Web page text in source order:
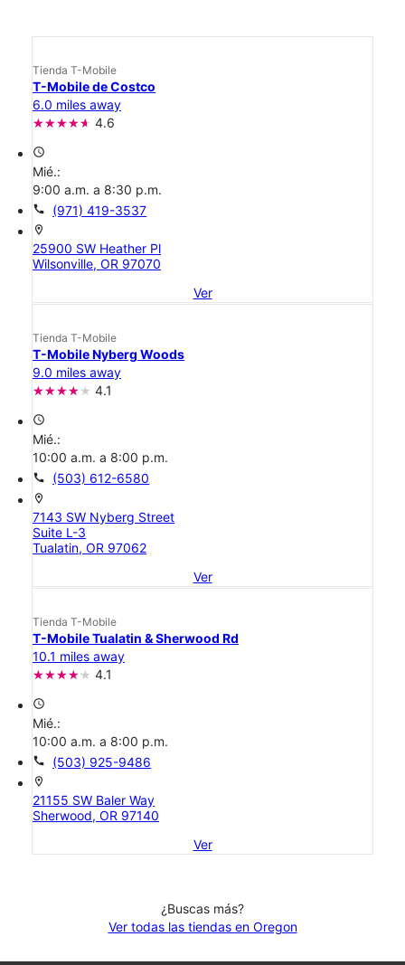
Tienda T-Mobile
T-Mobile de Costco
6.0 miles away
4.6
access_time
Mié.:
9:00 a.m. a 8:30 p.m.
call (971) 419-3537
location_on
25900 SW Heather Pl
Wilsonville, OR 97070
Ver
Tienda T-Mobile
T-Mobile Nyberg Woods
9.0 miles away
4.1
access_time
Mié.:
10:00 a.m. a 8:00 p.m.
call (503) 612-6580
location_on
7143 SW Nyberg Street
Suite L-3
Tualatin, OR 97062
Ver
Tienda T-Mobile
T-Mobile Tualatin & Sherwood Rd
10.1 miles away
4.1
access_time
Mié.:
10:00 a.m. a 8:00 p.m.
call (503) 925-9486
location_on
21155 SW Baler Way
Sherwood, OR 97140
Ver
¿Buscas más?
Ver todas las tiendas en Oregon